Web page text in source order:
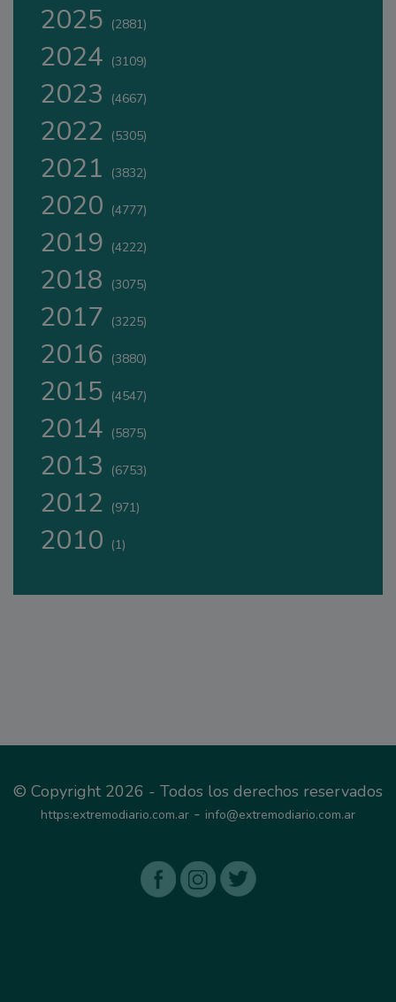
2025 (2881)
2024 (3109)
2023 (4667)
2022 (5305)
2021 (3832)
2020 (4777)
2019 (4222)
2018 (3075)
2017 (3225)
2016 (3880)
2015 (4547)
2014 (5875)
2013 (6753)
2012 (971)
2010 (1)
© Copyright 2026 - Todos los derechos reservados
https:extremodiario.com.ar - info@extremodiario.com.ar